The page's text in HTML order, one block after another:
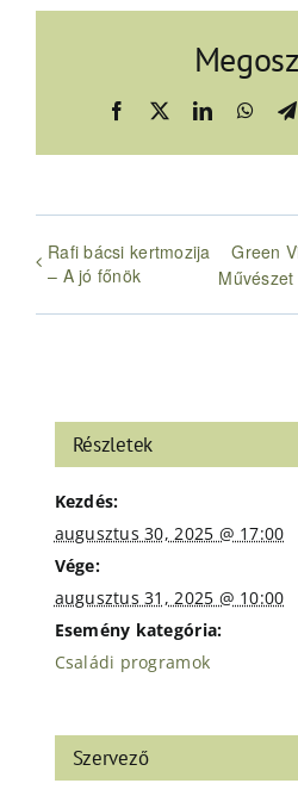
Facebook LinkedIn
Rafi bácsi kertmozija
– A jó főnök
Green
Részletek
Kezdés:
augusztus 30, 2025 @ 17:00
Vége:
augusztus 31, 2025 @ 10:00
Esemény kategória:
Családi programok
Szervező